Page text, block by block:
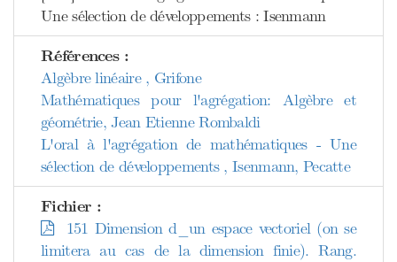
Une sélection de développements : Isenmann
Références :
Algèbre linéaire , Grifone
Mathématiques pour l'agrégation: Algèbre et
géométrie, Jean Etienne Rombaldi
L'oral à l'agrégation de mathématiques - Une
sélection de développements , Isenmann, Pecatte
Fichier :
151 Dimension d_un espace vectoriel (on se
limitera au cas de la dimension finie). Rang.